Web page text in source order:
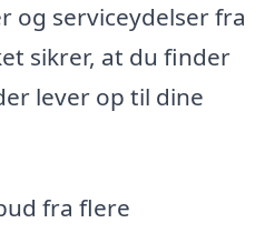
og serviceydelser fra
sikrer, at du finder
lever op til dine
fra flere